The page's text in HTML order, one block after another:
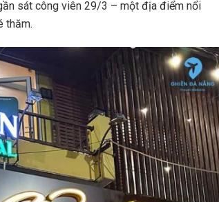
sát công viên 29/3 – một địa điểm nổi
thăm.